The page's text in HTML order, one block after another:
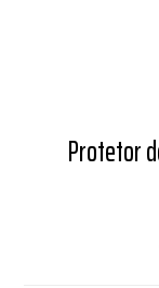
Protetor